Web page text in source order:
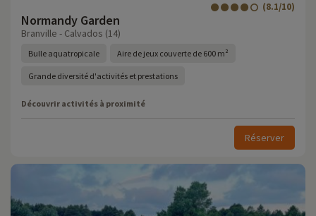
Normandy Garden
(8.1/10)
Branville - Calvados (14)
Bulle aquatropicale Aire de jeux couverte de 600 m²
Grande diversité d'activités et prestations
Découvrir activités à proximité
Réserver